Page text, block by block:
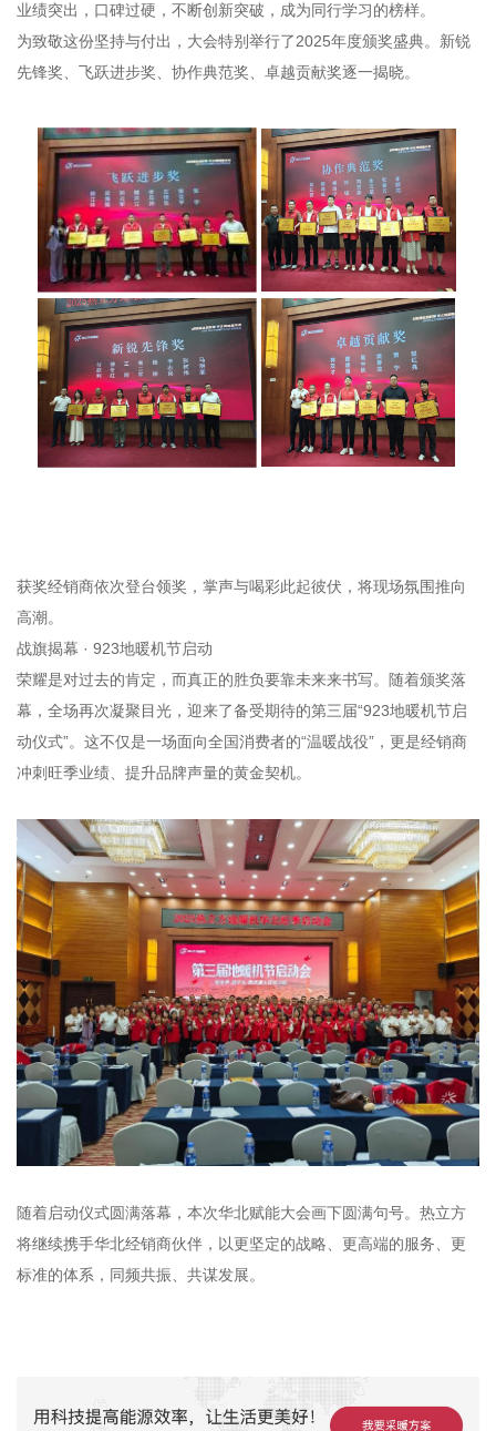
业绩突出，口碑过硬，不断创新突破，成为同行学习的榜样。
为致敬这份坚持与付出，大会特别举行了2025年度颁奖盛典。新锐
先锋奖、飞跃进步奖、协作典范奖、卓越贡献奖逐一揭晓。
获奖经销商依次登台领奖，掌声与喝彩此起彼伏，将现场氛围推向
高潮。
战旗揭幕 · 923地暖机节启动
荣耀是对过去的肯定，而真正的胜负要靠未来来书写。随着颁奖落
幕，全场再次凝聚目光，迎来了备受期待的第三届“923地暖机节启
动仪式”。这不仅是一场面向全国消费者的“温暖战役”，更是经销商
冲刺旺季业绩、提升品牌声量的黄金契机。
随着启动仪式圆满落幕，本次华北赋能大会画下圆满句号。热立方
将继续携手华北经销商伙伴，以更坚定的战略、更高端的服务、更
标准的体系，同频共振、共谋发展。